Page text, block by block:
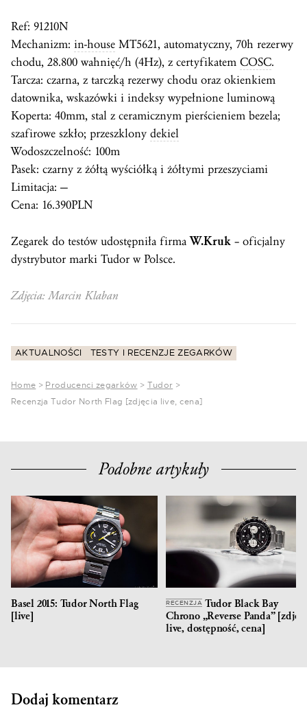
Ref: 91210N
Mechanizm: in-house MT5621, automatyczny, 70h rezerwy
chodu, 28.800 wahnięć/h (4Hz), z certyfikatem COSC.
Tarcza: czarna, z tarczką rezerwy chodu oraz okienkiem
datownika, wskazówki i indeksy wypełnione luminową
Koperta: 40mm, stal z ceramicznym pierścieniem bezela;
szafirowe szkło; przeszklony dekiel
Wodoszczelność: 100m
Pasek: czarny z żółtą wyściółką i żółtymi przeszyciami
Limitacja: —
Cena: 16.390PLN
Zegarek do testów udostępniła firmaW.Kruk – oficjalny
dystrybutor marki Tudor w Polsce.
Zdjęcia: Marcin Klaban
AKTUALNOŚCI TESTY I RECENZJE ZEGARKÓW
Home > Producenci zegarków > Tudor >
Recenzja Tudor North Flag [zdjęcia live, cena]
Podobne artykuły
Basel 2015: Tudor North Flag
[live]
RECENZJA Tudor Black Bay
Chrono „Reverse Panda”
live, dostępność, cena]
Dodaj komentarz